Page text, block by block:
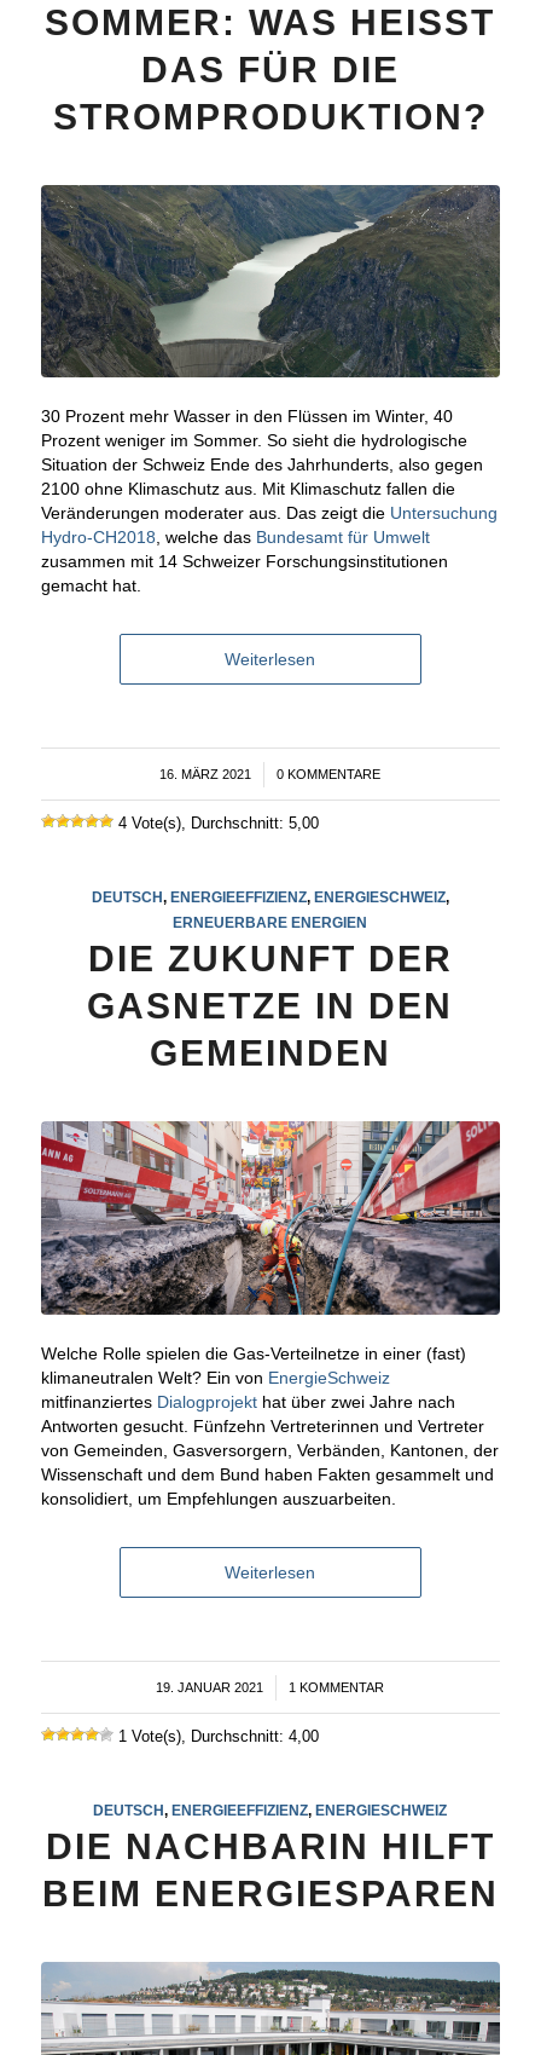
SOMMER: WAS HEISST
DAS FÜR DIE
STROMPRODUKTION?
30 Prozent mehr Wasser in den Flüssen im Winter, 40
Prozent weniger im Sommer. So sieht die hydrologische
Situation der Schweiz Ende des Jahrhunderts, also gegen
2100 ohne Klimaschutz aus. Mit Klimaschutz fallen die
Veränderungen moderater aus. Das zeigt die Untersuchung
Hydro-CH2018, welche das Bundesamt für Umwelt
zusammen mit 14 Schweizer Forschungsinstitutionen
gemacht hat.
Weiterlesen
16. MÄRZ 2021
/ 0 KOMMENTARE
4 Vote(s), Durchschnitt: 5,00
DEUTSCH, ENERGIEEFFIZIENZ, ENERGIESCHWEIZ,
ERNEUERBARE ENERGIEN
DIE ZUKUNFT DER
GASNETZE IN DEN
GEMEINDEN
Welche Rolle spielen die Gas-Verteilnetze in einer (fast)
klimaneutralen Welt? Ein von EnergieSchweiz
mitfinanziertes Dialogprojekthat über zwei Jahre nach
Antworten gesucht. Fünfzehn Vertreterinnen und Vertreter
von Gemeinden, Gasversorgern, Verbänden, Kantonen, der
Wissenschaft und dem Bund haben Fakten gesammelt und
konsolidiert, um Empfehlungen auszuarbeiten.
Weiterlesen
19. JANUAR 2021
/ 1 KOMMENTAR
1 Vote(s), Durchschnitt: 4,00
DEUTSCH, ENERGIEEFFIZIENZ, ENERGIESCHWEIZ
DIE NACHBARIN HILFT
BEIM ENERGIESPAREN